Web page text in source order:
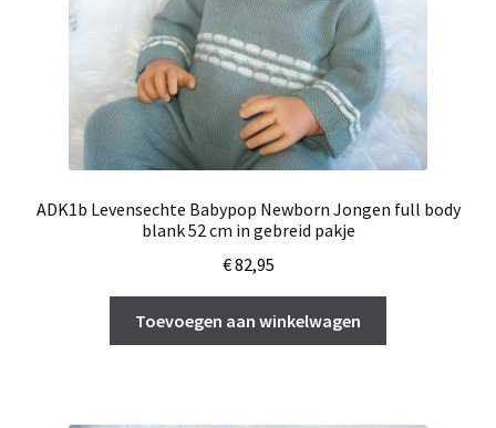
ADK1b Levensechte Babypop Newborn Jongen full body
blank 52 cm in gebreid pakje
€82,95
Toevoegen aan winkelwagen